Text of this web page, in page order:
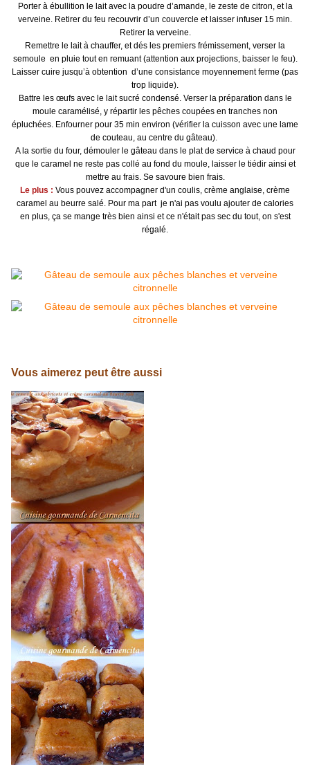
Porter à ébullition le lait avec la poudre d’amande, le zeste de citron, et la
verveine. Retirer du feu recouvrir d’un couvercle et laisser infuser 15 min.
Retirer la verveine.
Remettre le lait à chauffer, et dés les premiers frémissement, verser la
semoule en pluie tout en remuant (attention aux projections, baisser le feu).
Laisser cuire jusqu’à obtention d’une consistance moyennement ferme (pas
trop liquide).
Battre les œufs avec le lait sucré condensé. Verser la préparation dans le
moule caramélisé, y répartir les pêches coupées en tranches non
épluchées. Enfourner pour 35 min environ (vérifier la cuisson avec une lame
de couteau, au centre du gâteau).
A la sortie du four, démouler le gâteau dans le plat de service à chaud pour
que le caramel ne reste pas collé au fond du moule, laisser le tiédir ainsi et
mettre au frais. Se savoure bien frais.
Le plus : Vous pouvez accompagner d'un coulis, crème anglaise, crème
caramel au beurre salé. Pour ma part je n'ai pas voulu ajouter de calories
en plus, ça se mange très bien ainsi et ce n'était pas sec du tout, on s'est
régalé.
Vous aimerez peut être aussi